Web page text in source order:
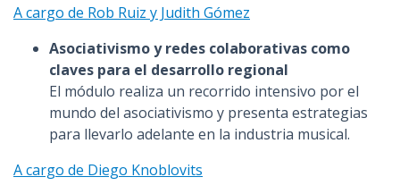
A cargo de Rob Ruiz y Judith Gómez
Asociativismo y redes colaborativas como
claves para el desarrollo regional
El módulo realiza un recorrido intensivo por el
mundo del asociativismo y presenta estrategias
para llevarlo adelante en la industria musical.
A cargo de Diego Knoblovits